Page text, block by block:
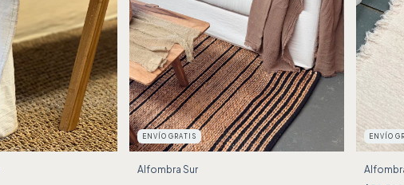
ENVÍO GRATIS
Alfombra Sur
ENVÍO